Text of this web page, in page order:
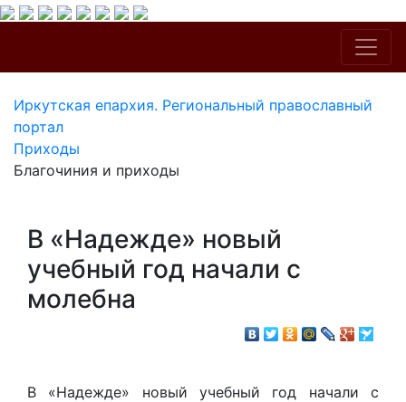
Иркутская епархия. Региональный православный
портал
Приходы
Благочиния и приходы
В «Надежде» новый
учебный год начали с
молебна
В «Надежде» новый учебный год начали с